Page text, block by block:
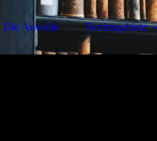
Die Anwälte Rechtsgebiete